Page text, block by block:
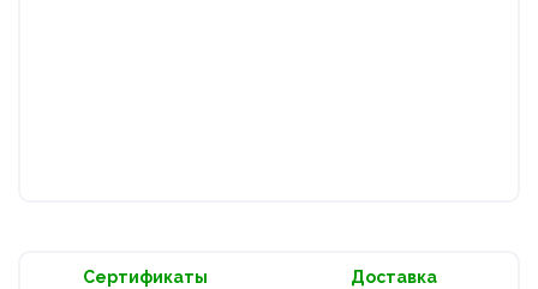
Сертификаты Доставка